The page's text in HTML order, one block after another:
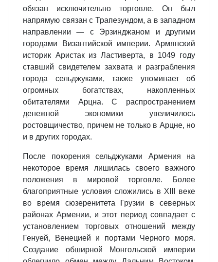
обязан исключительно торговле. Он был
напрямую связан с Трапезундом, а в западном
направлении — с Эрзинджаном и другими
городами Византийской империи. Армянский
историк Аристак из Ластиверта, в 1049 году
ставший свидетелем захвата и разграбления
города сельджуками, также упоминает об
огромных богатствах, накопленных
обитателями Арцна. С распространением
денежной экономики увеличилось
ростовщичество, причем не только в Арцне, но
и в других городах.
После покорения сельджуками Армения на
некоторое время лишилась своего важного
положения в мировой торговле. Более
благоприятные условия сложились в XIII веке
во время сюзеренитета Грузии в северных
районах Армении, и этот период совпадает с
установлением торговых отношений между
Генуей, Венецией и портами Черного моря.
Создание обширной Монгольской империи